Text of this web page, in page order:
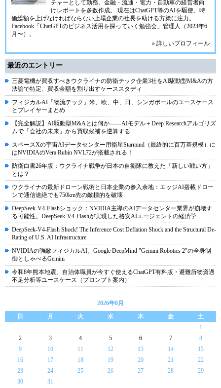
チャーとして勤務。金融・流通・電力・自動車の経営者向
けレポートを多数作成。 現在はChatGPT等のAIを駆使、時
価総額を上げなければならない上場企業の社長を助ける方策に注力。
Facebook「ChatGPTのビジネス活用を探っていく勉強会」管理人（2023年6
月〜）。
» 詳しいプロフィール
最近のエントリー
三菱電機が買収すべきウクライナの防衛テック企業3社をAI駆動型M&Aの方
法論で特定、買収金額を割り出すケーススタディ
フィジカルAI「物流テック」米、欧、中、日、シンガポールのユースケース
とプレイヤーまとめ
【完全解説】AI駆動型M&Aとは何か――AIモデル＋Deep Researchアルゴリズ
ムで「会社の未来」から買収候補を逆算する
スペースXの宇宙AIデータセンター用衛星Starmind（最終的に百万基規模）に
はNVIDIAのVera Rubin NVL72が搭載される！
防衛白書26年版：ウクライナ戦争が日本の自衛隊に教えた「新しい戦い方」
とは？
ウクライナの最新ドローン戦術と日本企業の参入余地：エッジAI搭載ドロー
ンで通信途絶でも750km先の敵標的を破壊
DeepSeek-V4-Flashショック：NVIDIA主導のAIデータセンター業界が崩壊す
る可能性。DeepSeek-V4-Flashが実現した格安AIエージェントの経済学
DeepSeek-V4-Flash Shock! The Inference Cost Deflation Shock and the Structural De-
Rating of U.S. AI Infrastructure
NVIDIAの強敵フィジカルAI。Google DeepMind "Gemini Robotics 2"の全身制
御としゃべるGemini
令和8年熊本地震、自治体職員が今すぐ使えるChatGPT有料版・避難所物資過
不足分析等ユースケース（プロンプト案内）
2026年8月
日
月 火 水 木 金
土
1
2
3 4 5 6 7
8
9
10 11 12 13 14
15
16
17 18 19 20 21
22
23
24 25 26 27 28
29
30
31